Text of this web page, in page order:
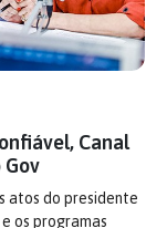
Canal
Gov
atos do presidente
os programas